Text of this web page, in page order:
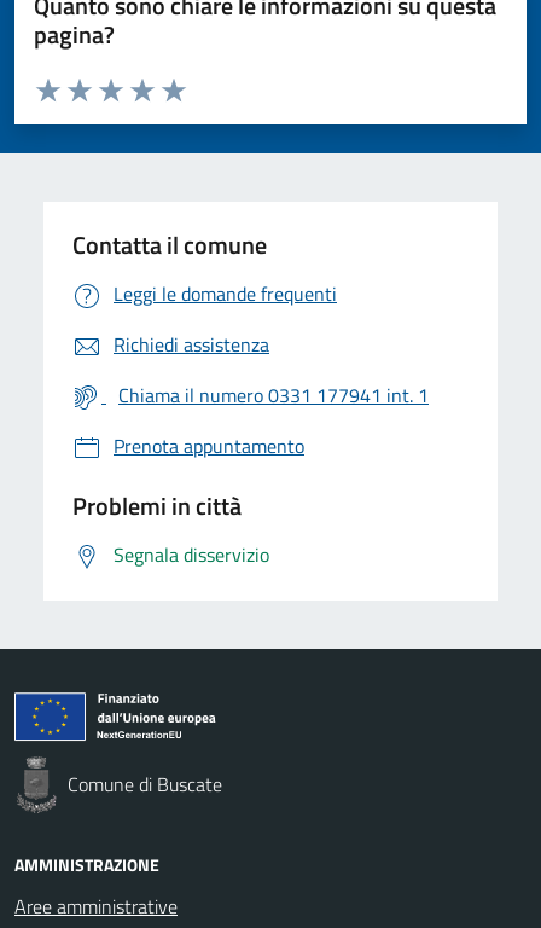
pagina?
Valuta da 1 a 5 stelle la pagina
Valuta 5 stelle su 5
Valuta 4 stelle su 5
Valuta 3 stelle su 5
Valuta 2 stelle su 5
Valuta 1 stelle su 5
Contatta il comune
Leggi le domande frequenti
Richiedi assistenza
Chiama il numero 0331 177941 int. 1
Prenota appuntamento
Problemi in città
Segnala disservizio
Comune di Buscate
AMMINISTRAZIONE
Aree amministrative